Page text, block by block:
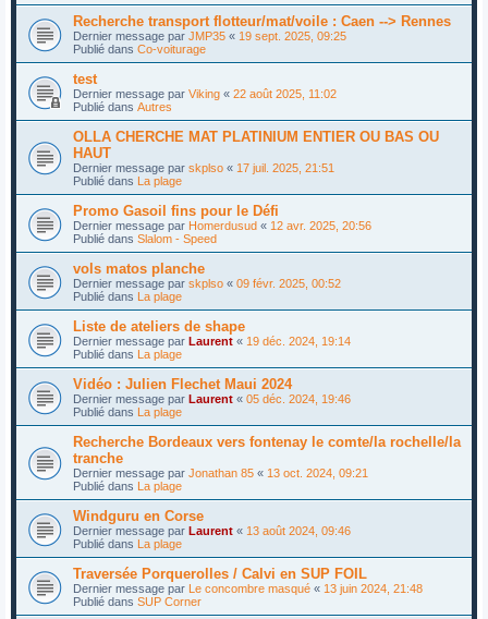
Recherche transport flotteur/mat/voile : Caen --> Rennes
Dernier message par JMP35 « 19 sept. 2025, 09:25
Publié dans Co-voiturage
test
Dernier message par Viking « 22 août 2025, 11:02
Publié dans Autres
OLLA CHERCHE MAT PLATINIUM ENTIER OU BAS OU
HAUT
Dernier message par skplso « 17 juil. 2025, 21:51
Publié dans La plage
Promo Gasoil fins pour le Défi
Dernier message par Homerdusud « 12 avr. 2025, 20:56
Publié dans Slalom - Speed
vols matos planche
Dernier message par skplso « 09 févr. 2025, 00:52
Publié dans La plage
Liste de ateliers de shape
Dernier message par Laurent « 19 déc. 2024, 19:14
Publié dans La plage
Vidéo : Julien Flechet Maui 2024
Dernier message par Laurent « 05 déc. 2024, 19:46
Publié dans La plage
Recherche Bordeaux vers fontenay le comte/la rochelle/la
tranche
Dernier message par Jonathan 85 « 13 oct. 2024, 09:21
Publié dans La plage
Windguru en Corse
Dernier message par Laurent « 13 août 2024, 09:46
Publié dans La plage
Traversée Porquerolles / Calvi en SUP FOIL
Dernier message par Le concombre masqué « 13 juin 2024, 21:48
Publié dans SUP Corner